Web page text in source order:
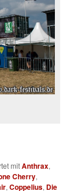
mitAnthrax,
Cherry,
,Coppelius, Die